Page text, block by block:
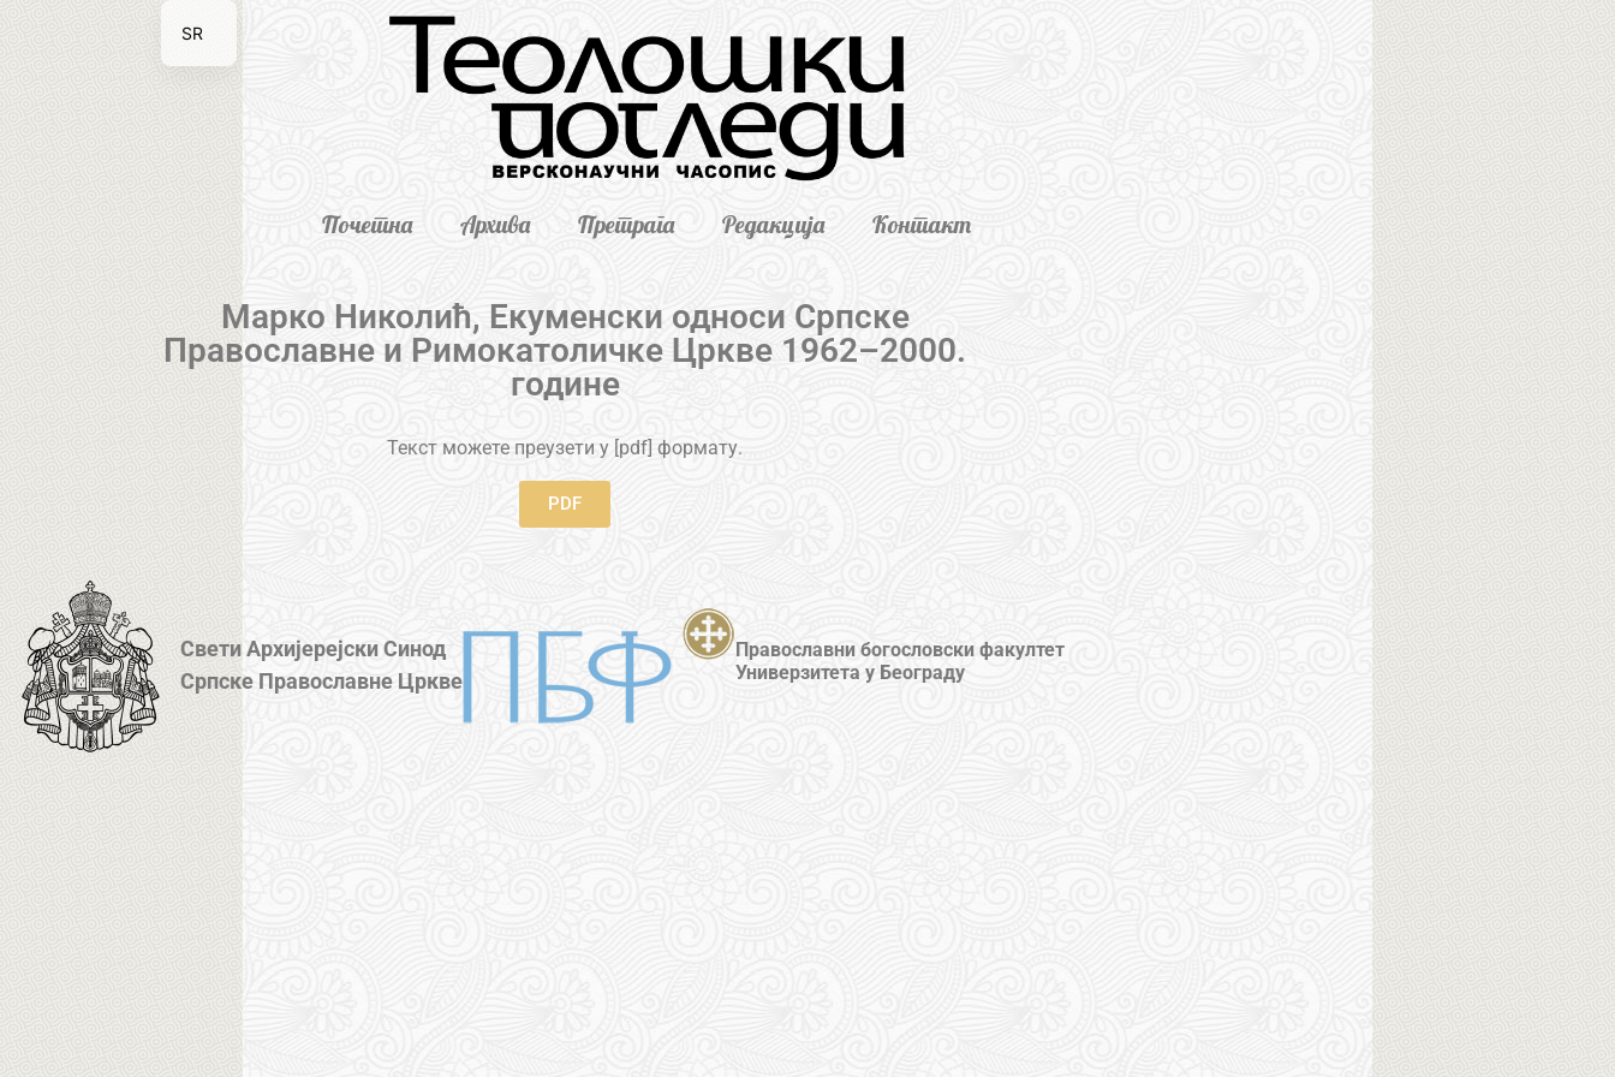
Почетна Архива Претрага Редакција Контакт
Марко Николић, Екуменски односи Српске
Православне и Римокатоличке Цркве 1962–2000.
године
Текст можете преузети у [pdf] формату.
PDF
Свети Архијерејски Синод
Српске Православне Цркве
Православни богословски факултет
Универзитета у Београду
SR
EN